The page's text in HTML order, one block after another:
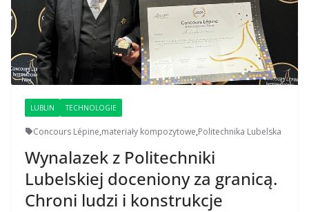
LUBLIN TECHNOLOGIE
Concours Lépine,materiały kompozytowe,Politechnika Lubelska
Wynalazek z Politechniki
Lubelskiej doceniony za granicą.
Chroni ludzi i konstrukcje